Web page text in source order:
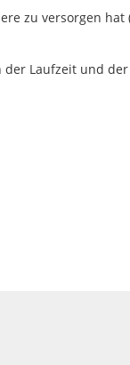
zu versorgen
Laufzeit und